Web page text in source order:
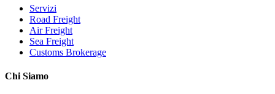
Servizi
Road Freight
Air Freight
Sea Freight
Customs Brokerage
Chi Siamo